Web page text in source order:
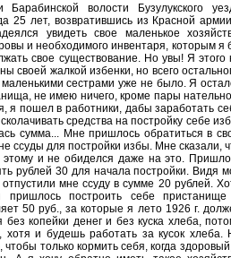
волости Бузулукского
25 лет, возвратившись из Красной
увидеть свое маленькое
и необходимого инвентаря, которым я
свое существование. Но увы! Я этого
своей жалкой избенки, но всего
сестрами уже не было. Я
не имею ничего, кроме пары
я пошел в работники, дабы заработать
средства на постройку себе
сумма... Мне пришлось обратиться в
ссуды для постройки избы. Мне сказали,
этому и не обиделся даже на это.
рублей 30 для начала постройки. Видя
мне ссуду в сумме 20 рублей.
пришлось построить себе
50 руб., за которые я лето 1926 г.
копейки денег и без куска хлеба,
и будешь работать за кусок хлеба.
только кормить себя, когда